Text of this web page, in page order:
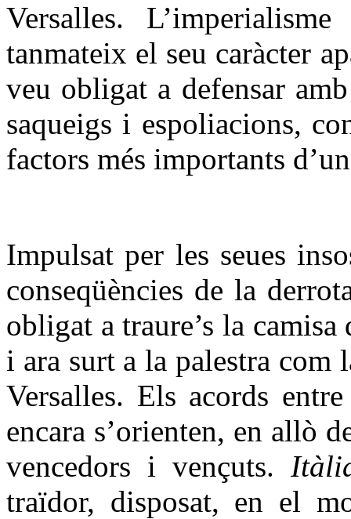
Versalles.
tanmateix el seu caràcter
veu obligat a defensar
saqueigs i espoliacions,
factors més importants
Impulsat per les seues
conseqüències de la
obligat a traure’s la
i ara surt a la palestra com
Versalles. Els acords
encara s’orienten, en allò
vencedors i vençuts.
traïdor, disposat, en el